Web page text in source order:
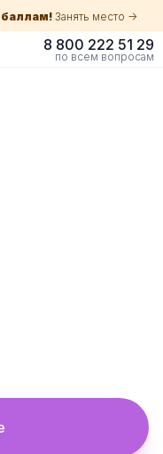
баллам! Занять место ->
8 800 222 51 29
по всем вопросам